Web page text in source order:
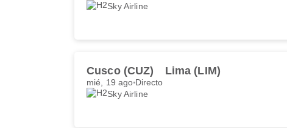
Sky Airline
Cusco (CUZ) Lima (LIM)
mié, 19 ago Directo
Sky Airline